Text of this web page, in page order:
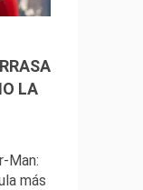
LA
Man:
más